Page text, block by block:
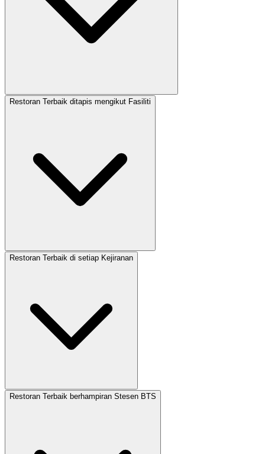
Restoran Terbaik ditapis mengikut Fasiliti
Restoran Terbaik di setiap Kejiranan
Restoran Terbaik berhampiran Stesen BTS